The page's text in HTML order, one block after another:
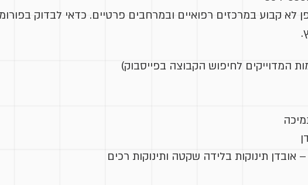
לא קבוע במרכזים רפואיים ובמרחבים פרטיים. כדאי לבדוק
המדוייקים לחיפוש הקבוצה בפייסבוק)
אובדן תינוקות בלידה שקטה ותינוקות רכים